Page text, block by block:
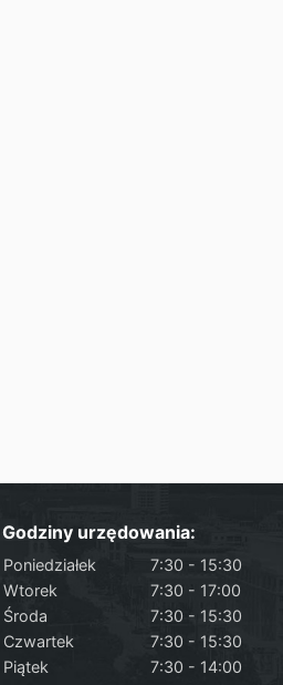
Godziny urzędowania:
Poniedziałek
7:30 - 15:30
Wtorek
7:30 - 17:00
Środa
7:30 - 15:30
Czwartek
7:30 - 15:30
Piątek
7:30 - 14:00